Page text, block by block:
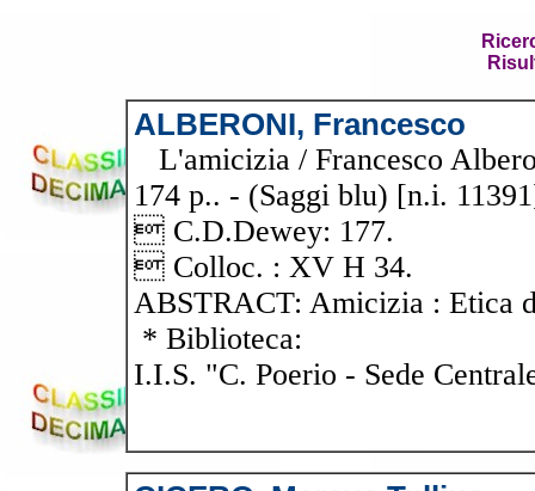
ALBERONI, Francesco
L'amicizia / Francesco
174 p.. - (Saggi blu) [n.i.
 C.D.Dewey: 177.
 Colloc. : XV H 34.
ABSTRACT: Amicizia : Etica
* Biblioteca:
I.I.S. "C. Poerio - Sede